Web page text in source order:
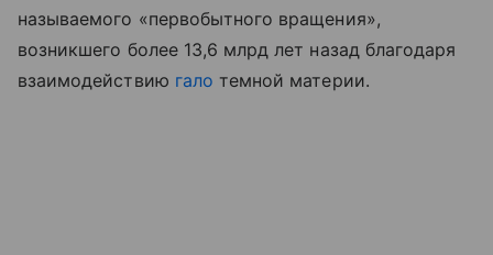
называемого «первобытного вращения»,
возникшего более 13,6 млрд лет назад благодаря
взаимодействию гало темной материи.